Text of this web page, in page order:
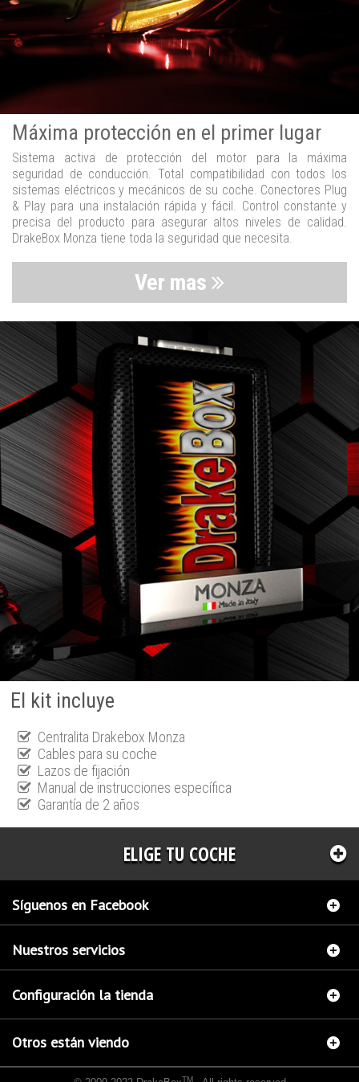
Máxima protección en el primer lugar
Sistema activa de protección del motor para la máxima
seguridad de conducción. Total compatibilidad con todos los
sistemas eléctricos y mecánicos de su coche. Conectores Plug
& Play para una instalación rápida y fácil. Control constante y
precisa del producto para asegurar altos niveles de calidad.
DrakeBox Monza tiene toda la seguridad que necesita.
Ver mas
El kit incluye
Centralita Drakebox Monza
Cables para su coche
Lazos de fijación
Manual de instrucciones específica
Garantía de 2 años
ELIGE TU COCHE
Síguenos en Facebook
Nuestros servicios
Configuración la tienda
Otros están viendo
TM